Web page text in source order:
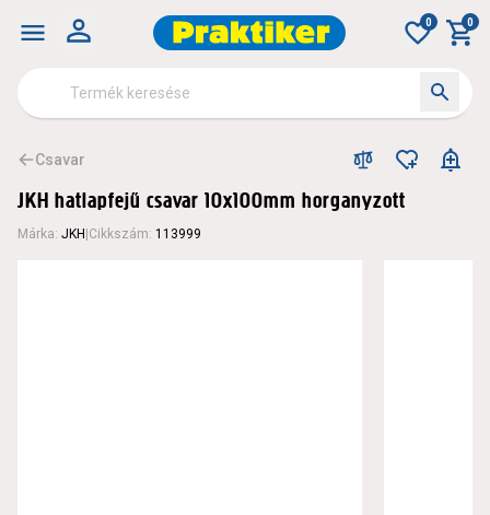
0 0
Csavar
JKH hatlapfejű csavar 10x100mm horganyzott
Márka: JKH Cikkszám: 113999